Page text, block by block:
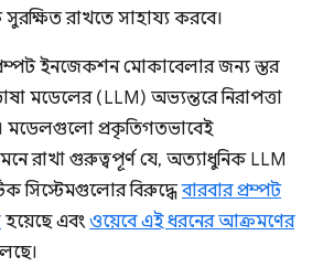
রাখতে সাহায্য করবে।
ইনজেকশন মোকাবেলার জন্য স্তর
মডেলের (LLM) অভ্যন্তরে নিরাপত্তা
মডেলগুলো প্রকৃতিগতভাবেই
রাখা গুরুত্বপূর্ণ যে, অত্যাধুনিক LLM
সিস্টেমগুলোর বিরুদ্ধেবারবার প্রম্পট
হয়েছে এবং ওয়েবে এই ধরনের আক্রমণের